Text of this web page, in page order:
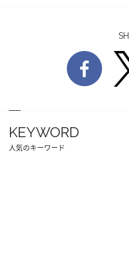
KEYWORD
人気のキーワード